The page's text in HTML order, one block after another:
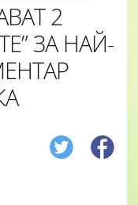
2
ЗА НАЙ-